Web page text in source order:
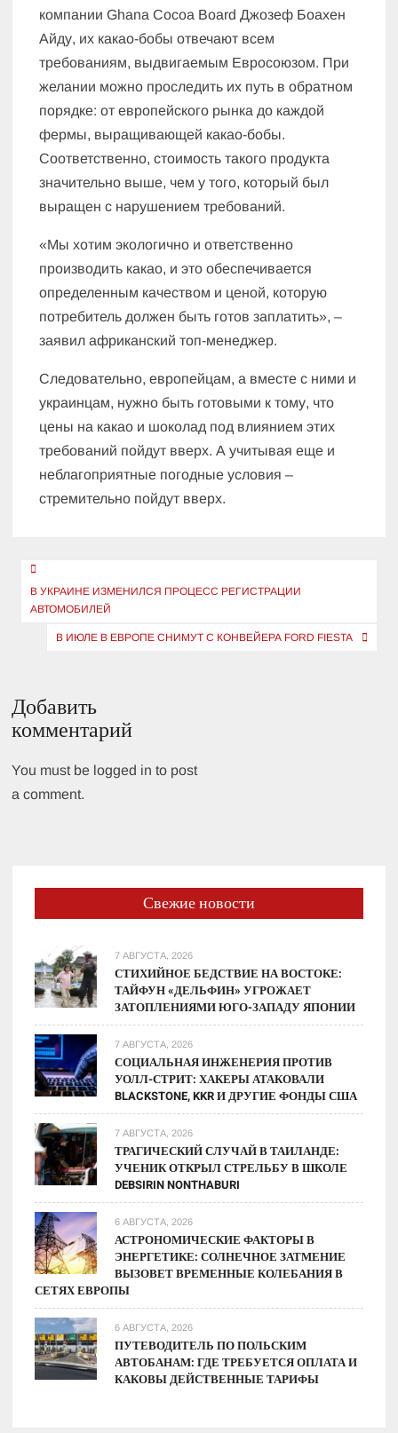
компании Ghana Cocoa Board Джозеф Боахен
Айду, их какао-бобы отвечают всем
требованиям, выдвигаемым Евросоюзом. При
желании можно проследить их путь в обратном
порядке: от европейского рынка до каждой
фермы, выращивающей какао-бобы.
Соответственно, стоимость такого продукта
значительно выше, чем у того, который был
выращен с нарушением требований.
«Мы хотим экологично и ответственно
производить какао, и это обеспечивается
определенным качеством и ценой, которую
потребитель должен быть готов заплатить», –
заявил африканский топ-менеджер.
Следовательно, европейцам, а вместе с ними и
украинцам, нужно быть готовыми к тому, что
цены на какао и шоколад под влиянием этих
требований пойдут вверх. А учитывая еще и
неблагоприятные погодные условия –
стремительно пойдут вверх.
Навигация
по
записям
В УКРАИНЕ ИЗМЕНИЛСЯ ПРОЦЕСС РЕГИСТРАЦИИ
АВТОМОБИЛЕЙ
В ИЮЛЕ В ЕВРОПЕ СНИМУТ С КОНВЕЙЕРА FORD FIESTA
Добавить
комментарий
You must be logged in to post
a comment.
Свежие новости
7 АВГУСТА, 2026
СТИХИЙНОЕ БЕДСТВИЕ НА ВОСТОКЕ:
ТАЙФУН «ДЕЛЬФИН» УГРОЖАЕТ
ЗАТОПЛЕНИЯМИ ЮГО-ЗАПАДУ ЯПОНИИ
7 АВГУСТА, 2026
СОЦИАЛЬНАЯ ИНЖЕНЕРИЯ ПРОТИВ
УОЛЛ-СТРИТ: ХАКЕРЫ АТАКОВАЛИ
BLACKSTONE, KKR И ДРУГИЕ ФОНДЫ США
7 АВГУСТА, 2026
ТРАГИЧЕСКИЙ СЛУЧАЙ В ТАИЛАНДЕ:
УЧЕНИК ОТКРЫЛ СТРЕЛЬБУ В ШКОЛЕ
DEBSIRIN NONTHABURI
6 АВГУСТА, 2026
АСТРОНОМИЧЕСКИЕ ФАКТОРЫ В
ЭНЕРГЕТИКЕ: СОЛНЕЧНОЕ ЗАТМЕНИЕ
ВЫЗОВЕТ ВРЕМЕННЫЕ КОЛЕБАНИЯ В
СЕТЯХ ЕВРОПЫ
6 АВГУСТА, 2026
ПУТЕВОДИТЕЛЬ ПО ПОЛЬСКИМ
АВТОБАНАМ: ГДЕ ТРЕБУЕТСЯ ОПЛАТА И
КАКОВЫ ДЕЙСТВЕННЫЕ ТАРИФЫ